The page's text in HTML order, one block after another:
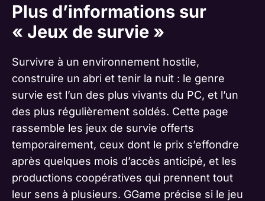
Plus d’informations sur
« Jeux de survie »
Survivre à un environnement hostile,
construire un abri et tenir la nuit : le genre
survie est l’un des plus vivants du PC, et l’un
des plus régulièrement soldés. Cette page
rassemble les jeux de survie offerts
temporairement, ceux dont le prix s’effondre
après quelques mois d’accès anticipé, et les
productions coopératives qui prennent tout
leur sens à plusieurs. GGame précise si le jeu